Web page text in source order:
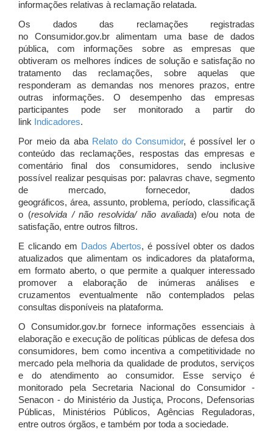
informações relativas à reclamação relatada.
Os dados das reclamações registradas
no Consumidor.gov.br alimentam uma base de dados
pública, com informações sobre as empresas que
obtiveram os melhores índices de solução e satisfação no
tratamento das reclamações, sobre aquelas que
responderam as demandas nos menores prazos, entre
outras informações. O desempenho das empresas
participantes pode ser monitorado a partir do
link Indicadores.
Por meio da aba Relato do Consumidor, é possível ler o
conteúdo das reclamações, respostas das empresas e
comentário final dos consumidores, sendo inclusive
possível realizar pesquisas por: palavras chave, segmento
de mercado, fornecedor, dados
geográficos, área, assunto, problema, período, classificaçã
o (resolvida / não resolvida/ não avaliada) e/ou nota de
satisfação, entre outros filtros.
E clicando em Dados Abertos, é possível obter os dados
atualizados que alimentam os indicadores da plataforma,
em formato aberto, o que permite a qualquer interessado
promover a elaboração de inúmeras análises e
cruzamentos eventualmente não contemplados pelas
consultas disponíveis na plataforma.
O Consumidor.gov.br fornece informações essenciais à
elaboração e execução de políticas públicas de defesa dos
consumidores, bem como incentiva a competitividade no
mercado pela melhoria da qualidade de produtos, serviços
e do atendimento ao consumidor. Esse serviço é
monitorado pela Secretaria Nacional do Consumidor -
Senacon - do Ministério da Justiça, Procons, Defensorias
Públicas, Ministérios Públicos, Agências Reguladoras,
entre outros órgãos, e também por toda a sociedade.